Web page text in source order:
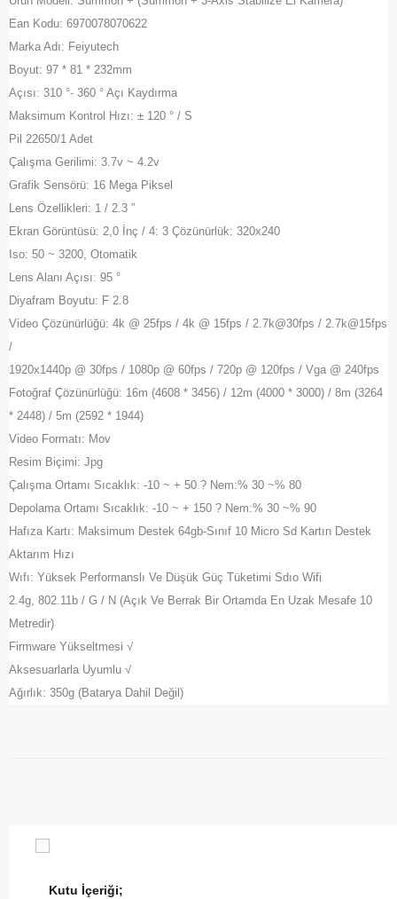
Ean Kodu: 6970078070622
Marka Adı: Feiyutech
Boyut: 97 * 81 * 232mm
Açısı: 310 °- 360 ° Açı Kaydırma
Maksimum Kontrol Hızı: ± 120 ° / S
Pil 22650/1 Adet
Çalışma Gerilimi: 3.7v ~ 4.2v
Grafik Sensörü: 16 Mega Piksel
Lens Özellikleri: 1 / 2.3 ”
Ekran Görüntüsü: 2,0 İnç / 4: 3 Çözünürlük: 320x240
Iso: 50 ~ 3200, Otomatik
Lens Alanı Açısı: 95 °
Diyafram Boyutu: F 2.8
Video Çözünürlüğü: 4k @ 25fps / 4k @ 15fps / 2.7k@30fps / 2.7k@15fps
/
1920x1440p @ 30fps / 1080p @ 60fps / 720p @ 120fps / Vga @ 240fps
Fotoğraf Çözünürlüğü: 16m (4608 * 3456) / 12m (4000 * 3000) / 8m (3264
* 2448) / 5m (2592 * 1944)
Video Formatı: Mov
Resim Biçimi: Jpg
Çalışma Ortamı Sıcaklık: -10 ~ + 50 ? Nem:% 30 ~% 80
Depolama Ortamı Sıcaklık: -10 ~ + 150 ? Nem:% 30 ~% 90
Hafıza Kartı: Maksimum Destek 64gb-Sınıf 10 Micro Sd Kartın Destek
Aktarım Hızı
Wıfı: Yüksek Performanslı Ve Düşük Güç Tüketimi Sdıo Wifi
2.4g, 802.11b / G / N (Açık Ve Berrak Bir Ortamda En Uzak Mesafe 10
Metredir)
Firmware Yükseltmesi √
Aksesuarlarla Uyumlu √
Ağırlık: 350g (Batarya Dahil Değil)
Kutu İçeriği;